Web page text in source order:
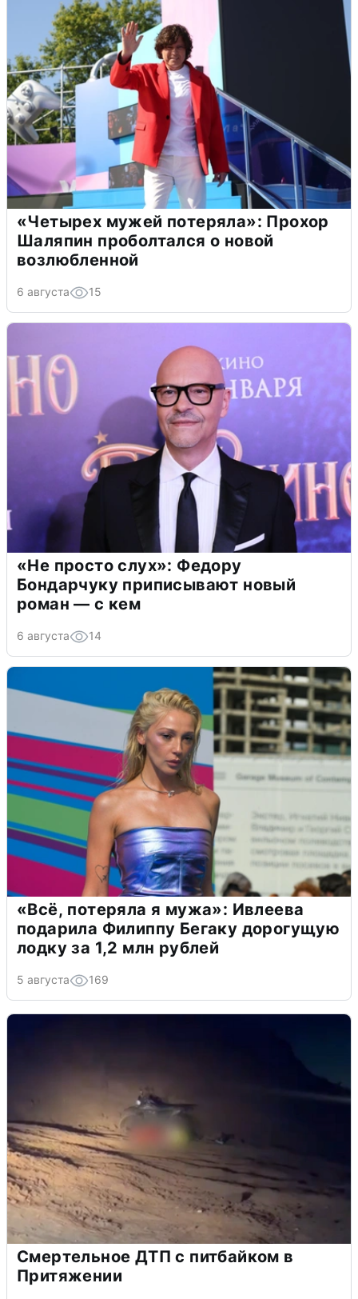
«Четырех мужей потеряла»: Прохор
Шаляпин проболтался о новой
возлюбленной
6 августа 15
«Не просто слух»: Федору
Бондарчуку приписывают новый
роман — с кем
6 августа 14
«Всё, потеряла я мужа»: Ивлеева
подарила Филиппу Бегаку дорогущую
лодку за 1,2 млн рублей
5 августа 169
Смертельное ДТП с питбайком в
Притяжении